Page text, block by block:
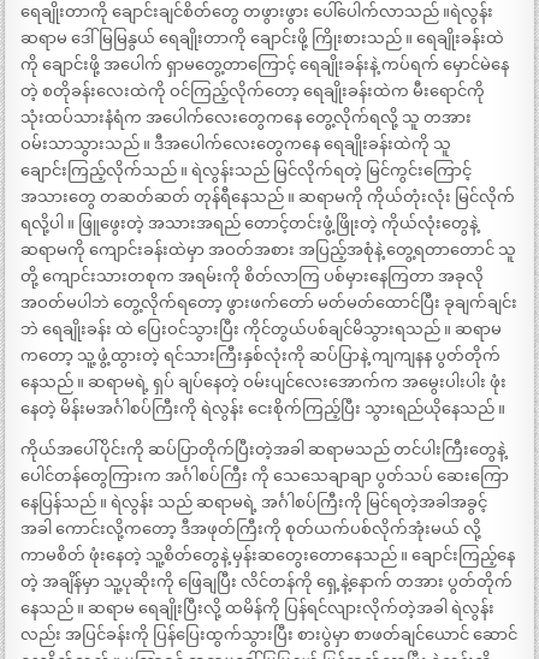
ရေချိုးတာကို ချောင်းချင်စိတ်တွေ တဖွားဖွား ပေါ်ပေါက်လာသည် ။ရဲလွန်း
ဆရာမ ဒေါ်မြမြနွယ် ရေချိုးတာကို ချောင်းဖို့ ကြိုးစားသည် ။ ရေချိုးခန်းထဲ
ကို ချောင်းဖို့ အပေါက် ရှာမတွေ့တာကြောင့် ရေချိုးခန်းနဲ့ ကပ်ရက် မှောင်မဲနေ
တဲ့ စတိုခန်းလေးထဲကို ဝင်ကြည့်လိုက်တော့ ရေချိုးခန်းထဲက မီးရောင်ကို
သုံးထပ်သားနံရံက အပေါက်လေးတွေကနေ တွေ့လိုက်ရလို့ သူ တအား
ဝမ်းသာသွားသည် ။ ဒီအပေါက်လေးတွေကနေ ရေချိုးခန်းထဲကို သူ
ချောင်းကြည့်လိုက်သည် ။ ရဲလွန်းသည် မြင်လိုက်ရတဲ့ မြင်ကွင်းကြောင့်
အသားတွေ တဆတ်ဆတ် တုန်ရီနေသည် ။ ဆရာမကို ကိုယ်တုံးလုံး မြင်လိုက်
ရလို့ပါ ။ ဖြူဖွေးတဲ့ အသားအရည် တောင့်တင်းဖွံ့ဖြိုးတဲ့ ကိုယ်လုံးတွေနဲ့
ဆရာမကို ကျောင်းခန်းထဲမှာ အဝတ်အစား အပြည့်အစုံနဲ့ တွေ့ရတာတောင် သူ
တို့ ကျောင်းသားတစုက အရမ်းကို စိတ်လာကြ ပစ်မှားနေကြတာ အခုလို
အဝတ်မပါဘဲ တွေ့လိုက်ရတော့ ဖွားဖက်တော် မတ်မတ်ထောင်ပြီး ခုချက်ချင်း
ဘဲ ရေချိုးခန်း ထဲ ပြေးဝင်သွားပြီး ကိုင်တွယ်ပစ်ချင်မိသွားရသည် ။ ဆရာမ
ကတော့ သူ့ဖွံ့ထွားတဲ့ ရင်သားကြီးနှစ်လုံးကို ဆပ်ပြာနဲ့ ကျကျနန ပွတ်တိုက်
နေသည် ။ ဆရာမရဲ့ ရှပ် ချပ်နေတဲ့ ဝမ်းပျင်လေးအောက်က အမွေးပါးပါး ဖုံး
နေတဲ့ မိန်းမအင်္ဂါစပ်ကြီးကို ရဲလွန်း ငေးစိုက်ကြည့်ပြီး သွားရည်ယိုနေသည် ။
ကိုယ်အပေါ်ပိုင်းကို ဆပ်ပြာတိုက်ပြီးတဲ့အခါ ဆရာမသည် တင်ပါးကြီးတွေနဲ့
ပေါင်တန်တွေကြားက အင်္ဂါစပ်ကြီး ကို သေသေချာချာ ပွတ်သပ် ဆေးကြော
နေပြန်သည် ။ ရဲလွန်း သည် ဆရာမရဲ့ အင်္ဂါစပ်ကြီးကို မြင်ရတဲ့အခါအခွင့်
အခါ ကောင်းလို့ကတော့ ဒီအဖုတ်ကြီးကို စုတ်ယက်ပစ်လိုက်အုံးမယ် လို့
ကာမစိတ် ဖုံးနေတဲ့ သူ့စိတ်တွေနဲ့ မှန်းဆတွေးတောနေသည် ။ ချောင်းကြည့်နေ
တဲ့ အချိန်မှာ သူ့ပုဆိုးကို ဖြေချပြီး လိင်တန်ကို ရှေ့နဲ့နောက် တအား ပွတ်တိုက်
နေသည် ။ ဆရာမ ရေချိုးပြီးလို့ ထမိန်ကို ပြန်ရင်လျားလိုက်တဲ့အခါ ရဲလွန်း
လည်း အပြင်ခန်းကို ပြန်ပြေးထွက်သွားပြီး စားပွဲမှာ စာဖတ်ချင်ယောင် ဆောင်